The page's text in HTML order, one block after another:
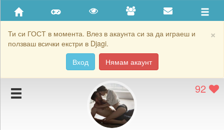
×
Ти си ГОСТ в момента. Влез в акаунта си за да играеш и
ползваш всички екстри в Djagi.
Вход
Нямам акаунт
Приятели
Хронология на игри
Подаръците на Nerom75
Картичките на Nerom75
92